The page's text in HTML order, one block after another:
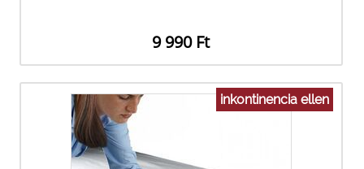
9 990 Ft
inkontinencia ellen